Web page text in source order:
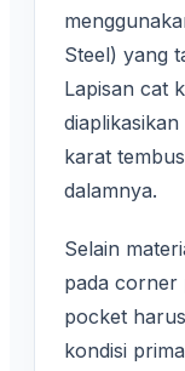
Steel) yang
Lapisan cat
karat
dalamnya.
Selain
pada
pocket
kondisi